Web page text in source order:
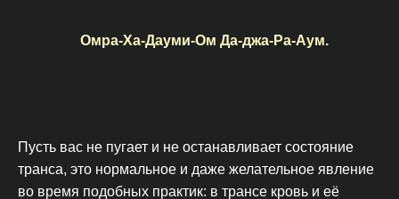
Омра-Ха-Дауми-Ом Да-джа-Ра-Аум.
Пусть вас не пугает и не останавливает состояние
транса, это нормальное и даже желательное явление
во время подобных практик: в трансе кровь и её